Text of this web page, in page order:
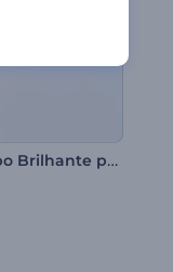
Logotipo Brilhante para Empresas